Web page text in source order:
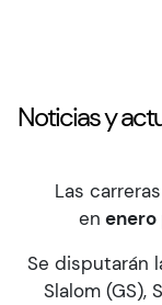
Noticias y
Las
en enero
Se disputarán
Slalom (GS),